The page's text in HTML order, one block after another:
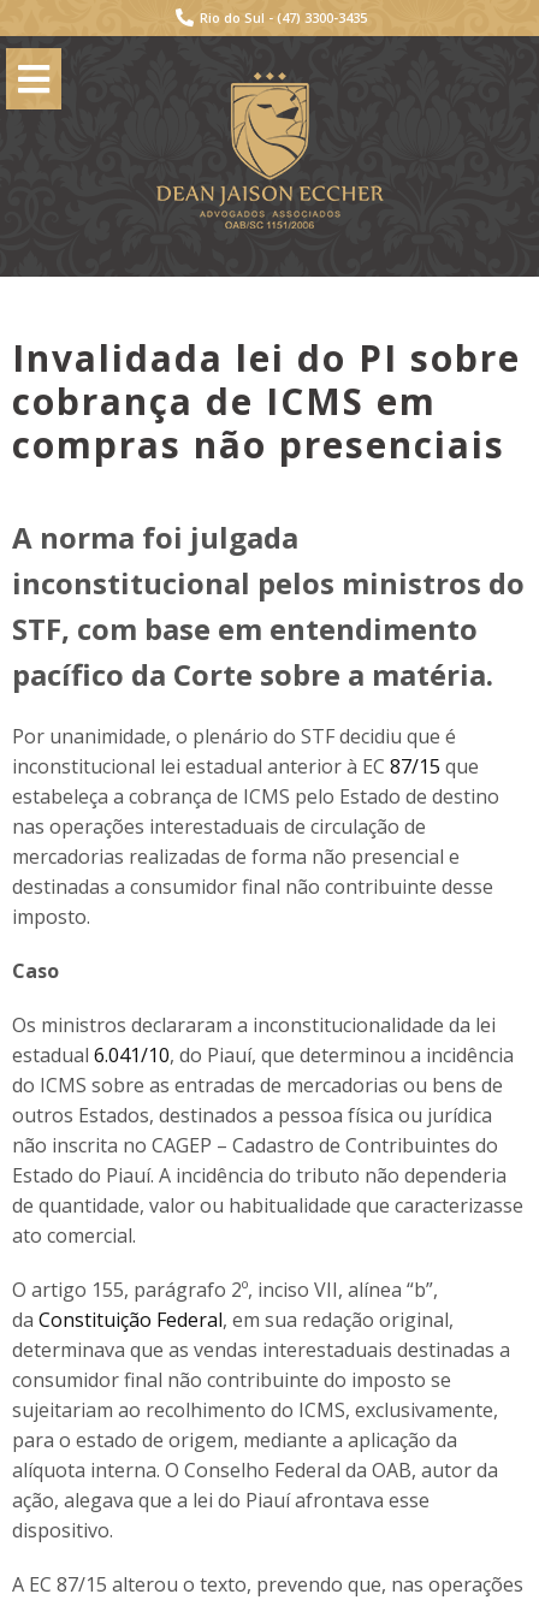
Rio do Sul - (47) 3300-3435
Invalidada lei do PI sobre
cobrança de ICMS em
compras não presenciais
A norma foi julgada
inconstitucional pelos ministros do
STF, com base em entendimento
pacífico da Corte sobre a matéria.
Por unanimidade, o plenário do STF decidiu que é
inconstitucional lei estadual anterior à EC 87/15 que
estabeleça a cobrança de ICMS pelo Estado de destino
nas operações interestaduais de circulação de
mercadorias realizadas de forma não presencial e
destinadas a consumidor final não contribuinte desse
imposto.
Caso
Os ministros declararam a inconstitucionalidade da lei
estadual 6.041/10, do Piauí, que determinou a incidência
do ICMS sobre as entradas de mercadorias ou bens de
outros Estados, destinados a pessoa física ou jurídica
não inscrita no CAGEP – Cadastro de Contribuintes do
Estado do Piauí. A incidência do tributo não dependeria
de quantidade, valor ou habitualidade que caracterizasse
ato comercial.
O artigo 155, parágrafo 2º, inciso VII, alínea “b”,
da Constituição Federal, em sua redação original,
determinava que as vendas interestaduais destinadas a
consumidor final não contribuinte do imposto se
sujeitariam ao recolhimento do ICMS, exclusivamente,
para o estado de origem, mediante a aplicação da
alíquota interna. O Conselho Federal da OAB, autor da
ação, alegava que a lei do Piauí afrontava esse
dispositivo.
A EC 87/15 alterou o texto, prevendo que, nas operações